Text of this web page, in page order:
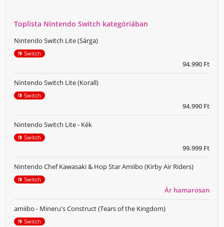
Toplista Nintendo Switch kategóriában
94.990 Ft
Nintendo Switch Lite (Sárga)
Switch
94.990 Ft
Nintendo Switch Lite (Korall)
Switch
99.999 Ft
Nintendo Switch Lite - Kék
Switch
Ár hamarosan
Nintendo Chef Kawasaki & Hop Star Amiibo (Kirby Air Riders)
Switch
amiibo - Mineru's Construct (Tears of the Kingdom)
Switch